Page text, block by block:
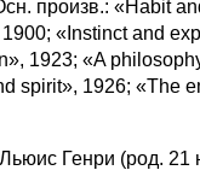
произв.: «Habit
«Instinct and
1923; «A
spirit», 1926; «The
Генри (род. 21